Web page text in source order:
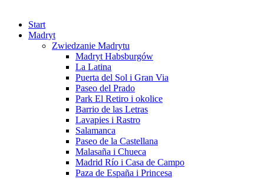
Start
Madryt
Zwiedzanie Madrytu
Madryt Habsburgów
La Latina
Puerta del Sol i Gran Via
Paseo del Prado
Park El Retiro i okolice
Barrio de las Letras
Lavapies i Rastro
Salamanca
Paseo de la Castellana
Malasaña i Chueca
Madrid Río i Casa de Campo
Paza de España i Princesa